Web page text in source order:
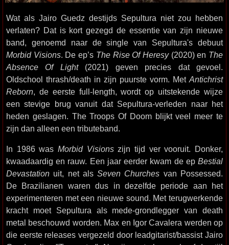
Wat als Jairo Guedz destijds Sepultura niet zou hebben
verlaten? Dat is kort gezegd de essentie van zijn nieuwe
band, genoemd naar de single van Sepultura's debuut
Morbid Visions. De ep’s The Rise Of Heresy(2020) en The
Absence Of Light(2021) geven precies dat gevoel.
Oldschool thrash/death in zijn puurste vorm. Met Antichrist
Reborn, de eerste full-length, wordt op uitstekende wijze
een stevige brug vanuit dat Sepultura-verleden naar het
heden geslagen. The Troops Of Doom blijkt veel meer te
zijn dan alleen een tributeband.
In 1986 was Morbid Visionszijn tijd ver vooruit. Donker,
kwaadaardig en rauw. Een jaar eerder kwam de ep Bestial
Devastation uit, net alsSeven Churches van Possessed.
De Brazilianen waren dus in dezelfde periode aan het
experimenteren met een nieuwe sound. Met terugwerkende
kracht moet Sepultura als mede-grondlegger van death
metal beschouwd worden. Max en Igor Cavalera werden op
die eerste releases vergezeld door leadgitarist/bassist Jairo